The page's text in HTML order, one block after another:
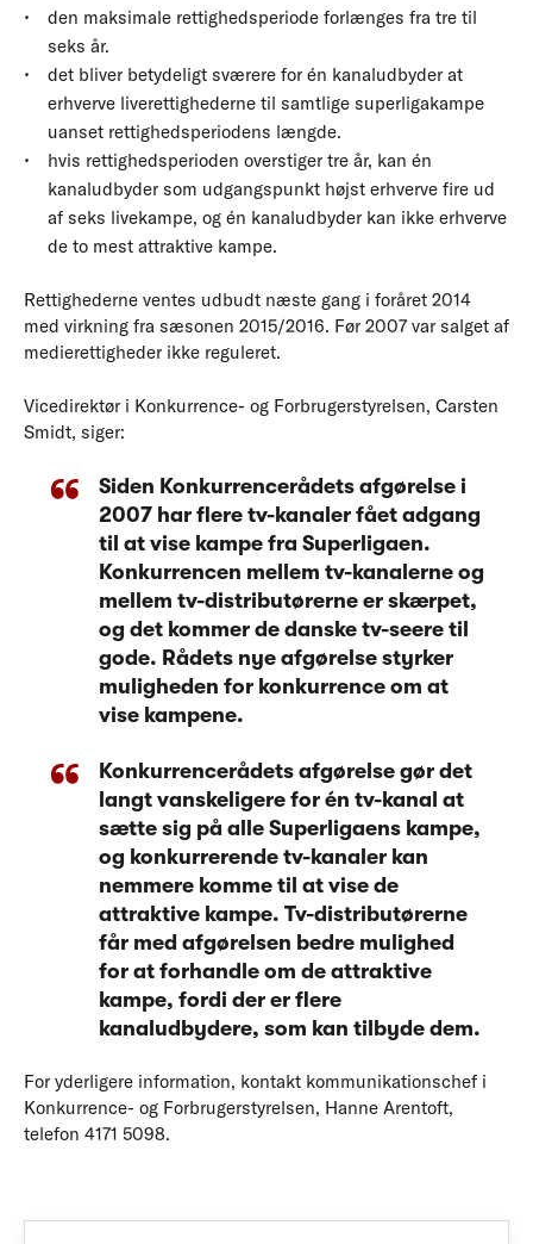
den maksimale rettighedsperiode forlænges fra tre til
seks år.
det bliver betydeligt sværere for én kanaludbyder at
erhverve liverettighederne til samtlige superligakampe
uanset rettighedsperiodens længde.
hvis rettighedsperioden overstiger tre år, kan én
kanaludbyder som udgangspunkt højst erhverve fire ud
af seks livekampe, og én kanaludbyder kan ikke erhverve
de to mest attraktive kampe.
Rettighederne ventes udbudt næste gang i foråret 2014
med virkning fra sæsonen 2015/2016. Før 2007 var salget af
medierettigheder ikke reguleret.
Vicedirektør i Konkurrence- og Forbrugerstyrelsen, Carsten
Smidt, siger:
Siden Konkurrencerådets afgørelse i
2007 har flere tv-kanaler fået adgang
til at vise kampe fra Superligaen.
Konkurrencen mellem tv-kanalerne og
mellem tv-distributørerne er skærpet,
og det kommer de danske tv-seere til
gode. Rådets nye afgørelse styrker
muligheden for konkurrence om at
vise kampene.
Konkurrencerådets afgørelse gør det
langt vanskeligere for én tv-kanal at
sætte sig på alle Superligaens kampe,
og konkurrerende tv-kanaler kan
nemmere komme til at vise de
attraktive kampe. Tv-distributørerne
får med afgørelsen bedre mulighed
for at forhandle om de attraktive
kampe, fordi der er flere
kanaludbydere, som kan tilbyde dem.
For yderligere information, kontakt kommunikationschef i
Konkurrence- og Forbrugerstyrelsen, Hanne Arentoft,
telefon 4171 5098.